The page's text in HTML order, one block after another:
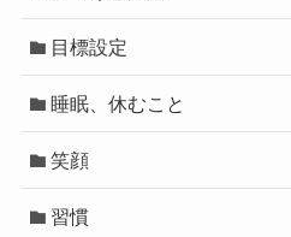
目標設定
睡眠、休むこと
笑顔
習慣